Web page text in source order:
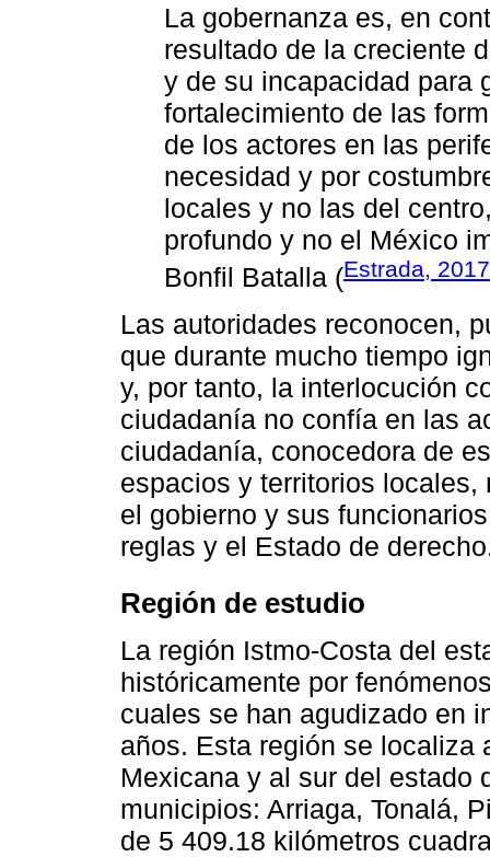
La gobernanza es, en
resultado de la creciente
y de su incapacidad para
fortalecimiento de las
de los actores en las
necesidad y por
locales y no las del
profundo y no el México
Bonfil Batalla (Estrada, 2017
Las autoridades reconocen,
que durante mucho tiempo
y, por tanto, la interlocución
ciudadanía no confía en las
ciudadanía, conocedora de
espacios y territorios
el gobierno y sus
reglas y el Estado de
Región de estudio
La región Istmo-Costa del
históricamente por
cuales se han agudizado en
años. Esta región se localiza
Mexicana y al sur del estado
municipios: Arriaga, Tonalá,
de 5 409.18 kilómetros